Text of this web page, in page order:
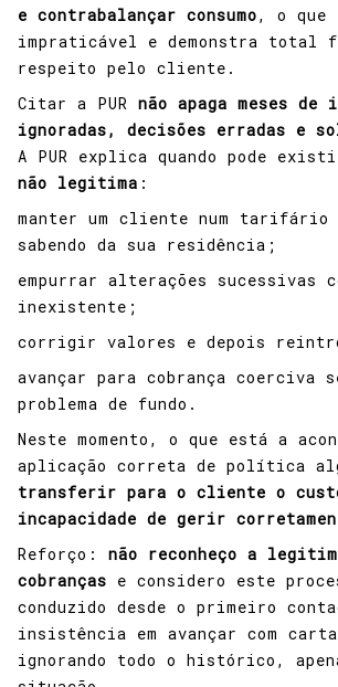
e contrabalançar consumo, o que
impraticável e demonstra total
respeito pelo cliente.
Citar a PUR não apaga meses de
ignoradas, decisões erradas e
A PUR explica quando pode
não legitima :
manter um cliente num tarifário
sabendo da sua residência;
empurrar alterações sucessivas
inexistente;
corrigir valores e depois
avançar para cobrança coerciva
problema de fundo.
Neste momento, o que está a
aplicação correta de política
transferir para o cliente o
incapacidade de gerir
Reforço: não reconheço a
cobranças e considero este
conduzido desde o primeiro
insistência em avançar com
ignorando todo o histórico,